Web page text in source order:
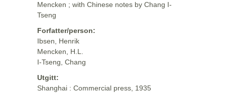
Mencken ; with Chinese notes by Chang I-
Tseng
Forfatter/person:
Ibsen, Henrik
Mencken, H.L.
I-Tseng, Chang
Utgitt:
Shanghai : Commercial press, 1935